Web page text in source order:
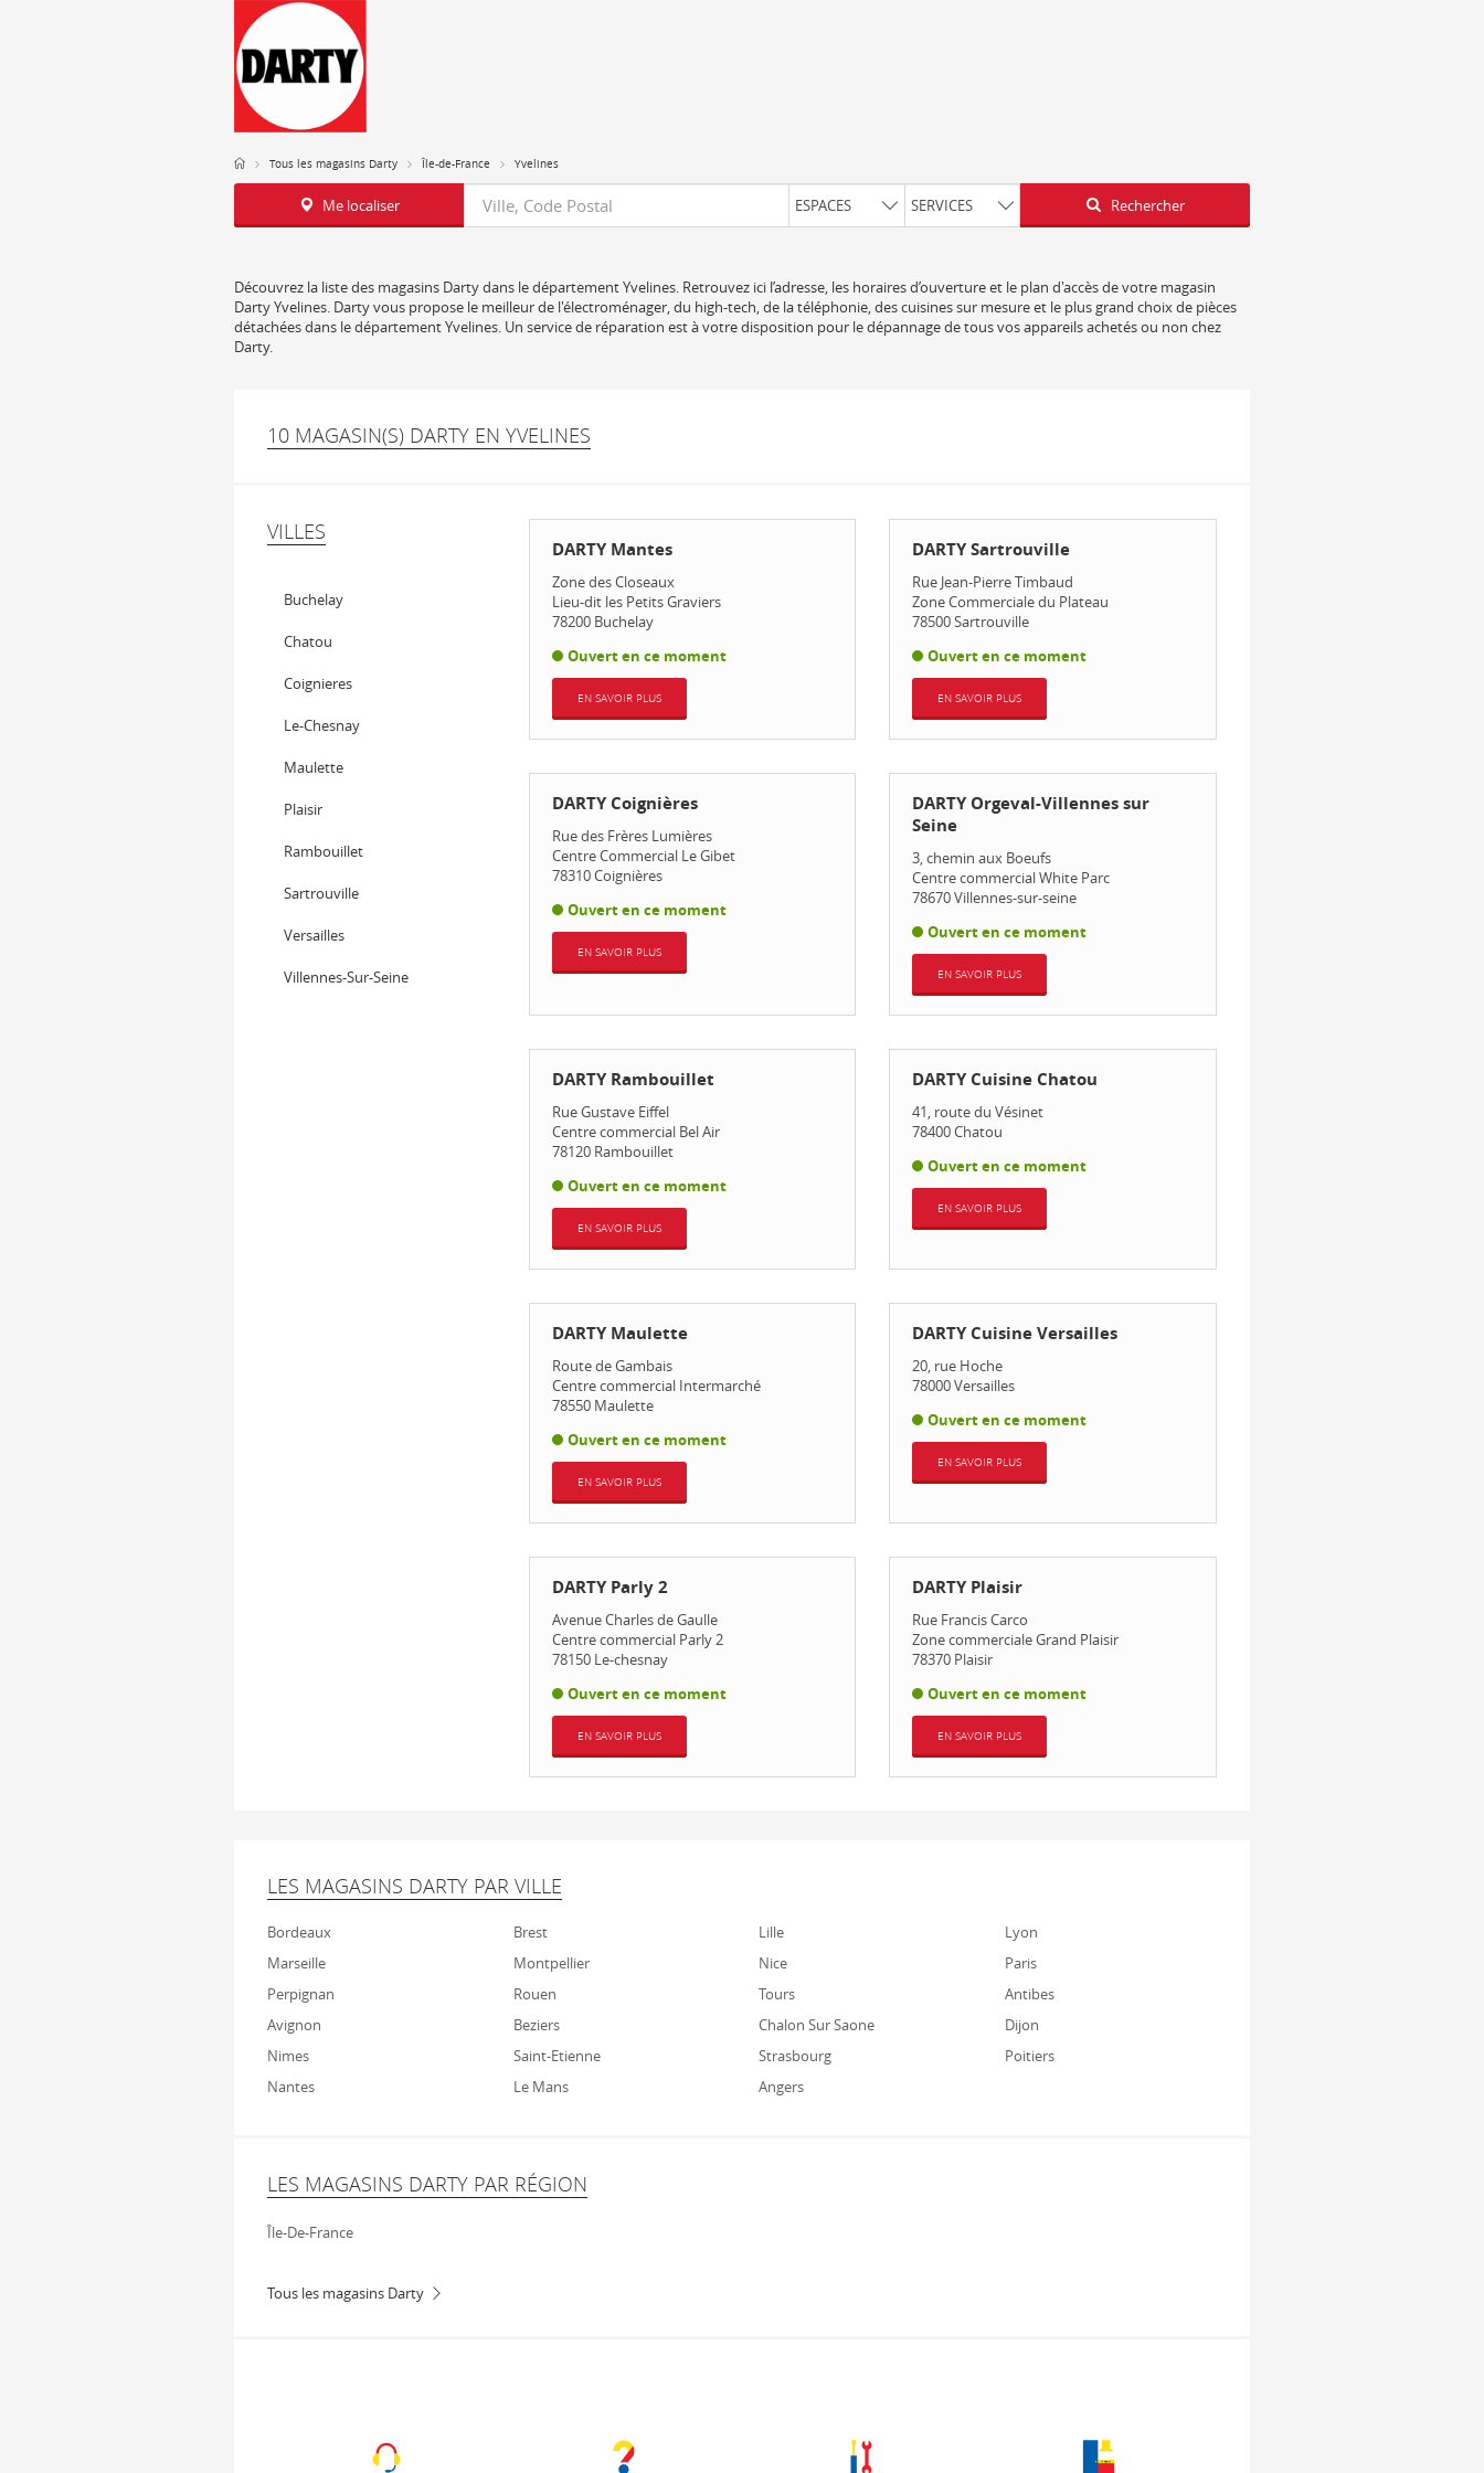
Tous les magasins Darty Île-de-France Yvelines
Me localiser Requête ESPACES SERVICES Latitude
Longitude Rechercher
Découvrez la liste des magasins Darty dans le département Yvelines. Retrouvez ici l’adresse, les horaires d’ouverture et le plan d'accès de votre magasin
Darty Yvelines. Darty vous propose le meilleur de l'électroménager, du high-tech, de la téléphonie, des cuisines sur mesure et le plus grand choix de pièces
détachées dans le département Yvelines. Un service de réparation est à votre disposition pour le dépannage de tous vos appareils achetés ou non chez
Darty.
10 MAGASIN(S) DARTY EN YVELINES
VILLES
Buchelay
Chatou
Coignieres
Le-Chesnay
Maulette
Plaisir
Rambouillet
Sartrouville
Versailles
Villennes-Sur-Seine
DARTY Mantes
Zone des Closeaux
Lieu-dit les Petits Graviers
78200 Buchelay
Ouvert en ce moment
EN SAVOIR PLUS
DARTY Sartrouville
Rue Jean-Pierre Timbaud
Zone Commerciale du Plateau
78500Sartrouville
Ouvert en ce moment
EN SAVOIR PLUS
DARTY Coignières
Rue des Frères Lumières
Centre Commercial Le Gibet
78310Coignières
Ouvert en ce moment
EN SAVOIR PLUS
DARTY Orgeval-Villennes sur
Seine
3, chemin aux Boeufs
Centre commercial White Parc
78670Villennes-sur-seine
Ouvert en ce moment
EN SAVOIR PLUS
DARTY Rambouillet
Rue Gustave Eiffel
Centre commercial Bel Air
78120 Rambouillet
Ouvert en ce moment
EN SAVOIR PLUS
DARTY Cuisine Chatou
41, route du Vésinet
78400Chatou
Ouvert en ce moment
EN SAVOIR PLUS
DARTY Maulette
Route de Gambais
Centre commercial Intermarché
78550 Maulette
Ouvert en ce moment
EN SAVOIR PLUS
DARTY Cuisine Versailles
20, rue Hoche
78000Versailles
Ouvert en ce moment
EN SAVOIR PLUS
DARTY Parly 2
Avenue Charles de Gaulle
Centre commercial Parly 2
78150 Le-chesnay
Ouvert en ce moment
EN SAVOIR PLUS
DARTY Plaisir
Rue Francis Carco
Zone commerciale Grand Plaisir
78370 Plaisir
Ouvert en ce moment
EN SAVOIR PLUS
LES MAGASINS DARTY PAR VILLE
Bordeaux Brest Lille
Lyon
Marseille
Montpellier Nice
Paris
Perpignan
Rouen Tours
Antibes
Avignon
Beziers Chalon Sur Saone
Dijon
Nimes
Saint-Etienne Strasbourg
Poitiers
Nantes
Le Mans Angers
LES MAGASINS DARTY PAR RÉGION
Île-De-France
Tous les magasins Darty